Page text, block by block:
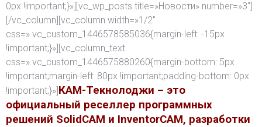
0px !important;}»][vc_wp_posts title=»Новости» number=»3″]
[/vc_column][vc_column width=»1/2″
css=».vc_custom_1446578585036{margin-left: -15px
!important;}»][vc_column_text
css=».vc_custom_1446575880260{margin-bottom: 5px
!important;margin-left: 80px !important;padding-bottom: 0px
!important;}»]КАМ-Текнолоджи – это
официальный реселлер программных
решений SolidCAM и InventorCAM, разработки